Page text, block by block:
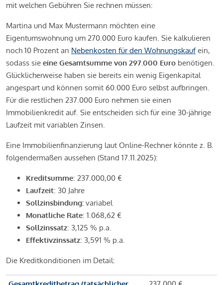
mit welchen Gebühren Sie rechnen müssen:
Martina und Max Mustermann möchten eine
Eigentumswohnung um 270.000 Euro kaufen. Sie kalkulieren
noch 10 Prozent an Nebenkosten für den Wohnungskaufein,
sodass sie eine Gesamtsumme von 297.000 Euro benötigen.
Glücklicherweise haben sie bereits ein wenig Eigenkapital
angespart und können somit 60.000 Euro selbst aufbringen.
Für die restlichen 237.000 Euro nehmen sie einen
Immobilienkredit auf. Sie entscheiden sich für eine 30-jährige
Laufzeit mit variablen Zinsen.
Eine Immobilienfinanzierung laut Online-Rechner könnte z. B.
folgendermaßen aussehen (Stand 17.11.2025):
Kreditsumme: 237.000,00 €
Laufzeit: 30 Jahre
Sollzinsbindung: variabel
Monatliche Rate: 1.068,62 €
Sollzinssatz: 3,125 % p.a.
Effektivzinssatz: 3,591 % p.a.
Die Kreditkonditionen im Detail: